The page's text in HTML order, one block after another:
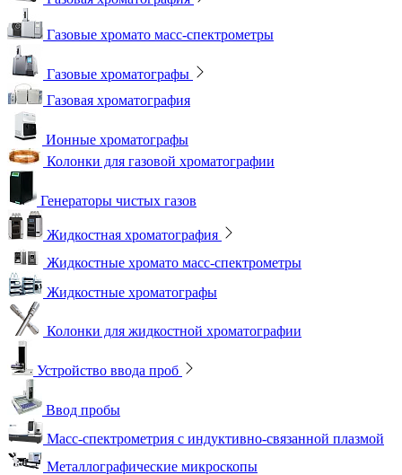
Газовые хромато масс-спектрометры
Газовые хроматографы
Газовая хроматография
Ионные хроматографы
Колонки для газовой хроматографии
Генераторы чистых газов
Жидкостная хроматография
Жидкостные хромато масс-спектрометры
Жидкостные хроматографы
Колонки для жидкостной хроматографии
Устройство ввода проб
Ввод пробы
Масс-спектрометрия с индуктивно-связанной плазмой
Металлографические микроскопы